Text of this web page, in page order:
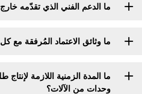
ما الدعم الفني الذي تقدّمه
ما وثائق الاعتماد المُرفقة مع
وحدات من الآلات؟